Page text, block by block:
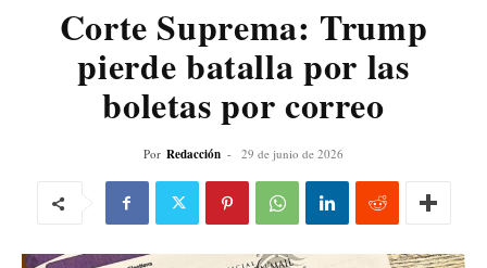
Corte Suprema: Trump
pierde batalla por las
boletas por correo
Por Redacción - 29 de junio de 2026